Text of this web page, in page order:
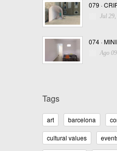
079 ·
Jul
074 ·
Ago
Tags
art barcelona
cultural values